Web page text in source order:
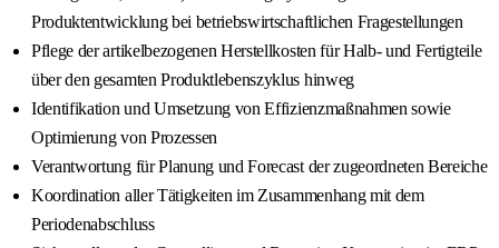
Produktentwicklung bei betriebswirtschaftlichen Fragestellungen
Pflege der artikelbezogenen Herstellkosten für Halb- und Fertigteile
über den gesamten Produktlebenszyklus hinweg
Identifikation und Umsetzung von Effizienzmaßnahmen sowie
Optimierung von Prozessen
Verantwortung für Planung und Forecast der zugeordneten Bereiche
Koordination aller Tätigkeiten im Zusammenhang mit dem
Periodenabschluss